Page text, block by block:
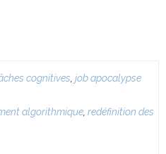
cognitives job apocalypse
algorithmique redéfinition des